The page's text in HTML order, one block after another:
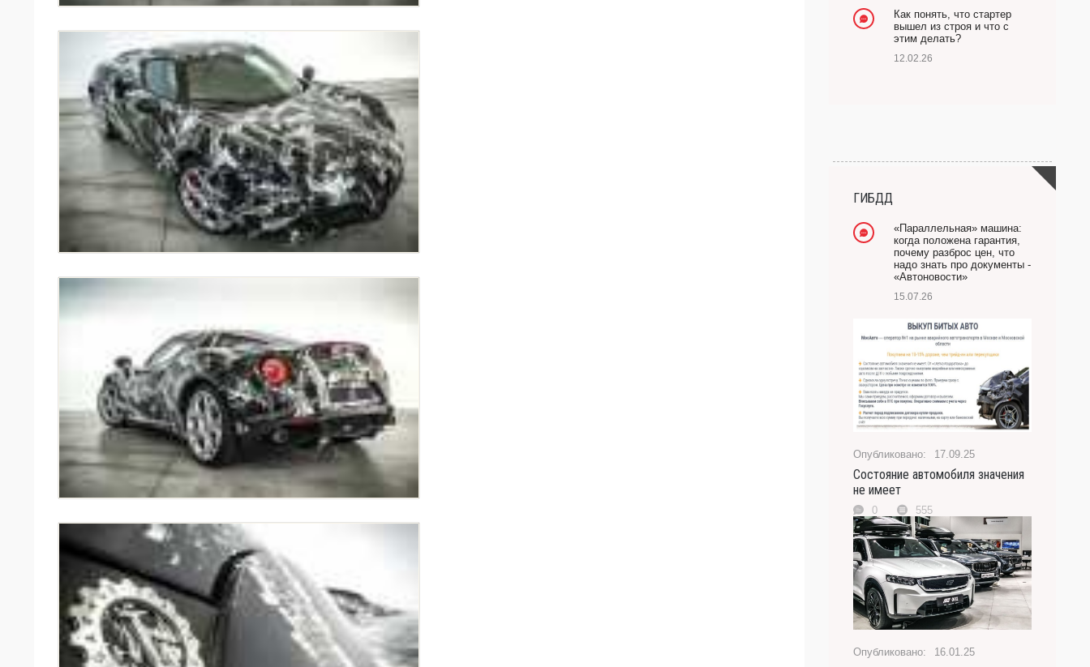
Как понять, что стартер
вышел из строя и что с
этим делать?
12.02.26
ГИБДД
«Параллельная» машина:
когда положена гарантия,
почему разброс цен, что
надо знать про документы -
«Автоновости»
15.07.26
17.09.25
Состояние автомобиля значения
не имеет
0 555
16.01.25